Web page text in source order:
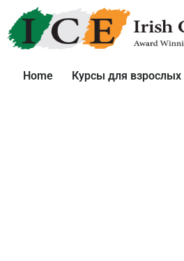
Home Курсы для взрослых